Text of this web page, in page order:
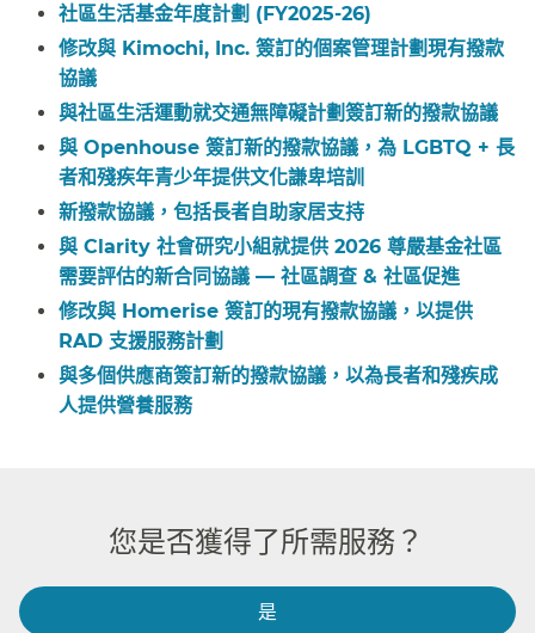
社區生活基金年度計劃 (FY2025-26)​​
修改與 Kimochi, Inc. 簽訂的個案管理計劃現有撥款
協議​​
與社區生活運動就交通無障礙計劃簽訂新的撥款協議​​
與 Openhouse 簽訂新的撥款協議，為 LGBTQ + 長
者和殘疾年青少年提供文化謙卑培訓​​
新撥款協議，包括長者自助家居支持​​
與 Clarity 社會研究小組就提供 2026 尊嚴基金社區
需要評估的新合同協議 — 社區調查 & 社區促進​​
修改與 Homerise 簽訂的現有撥款協議，以提供
RAD 支援服務計劃​​
與多個供應商簽訂新的撥款協議，以為長者和殘疾成
人提供營養服務​​
您是否獲得了所需服務？​​
是​​